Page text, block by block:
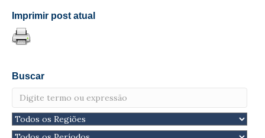
Imprimir post atual
Buscar